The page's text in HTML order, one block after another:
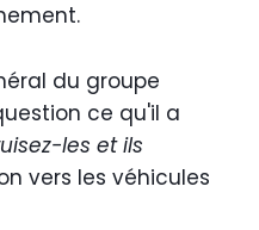
du groupe
ce qu'il a
les et ils
vers les véhicules